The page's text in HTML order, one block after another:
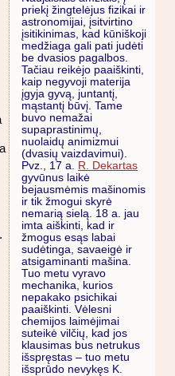
priekį žingtelėjus fizikai ir
astronomijai, įsitvirtino
įsitikinimas, kad kūniškoji
medžiaga gali pati judėti
be dvasios pagalbos.
Tačiau reikėjo paaiškinti,
kaip negyvoji materija
įgyja gyvą, juntantį,
mąstantį būvį. Tame
buvo nemažai
supaprastinimų,
nuolaidų animizmui
(dvasių vaizdavimui).
Pvz., 17 a. R. Dekartas
gyvūnus laikė
bejausmėmis mašinomis
ir tik žmogui skyrė
nemarią sielą. 18 a. jau
imta aiškinti, kad ir
žmogus esąs labai
sudėtinga, savaeigė ir
atsigaminanti mašina.
Tuo metu vyravo
mechanika, kurios
nepakako psichikai
paaiškinti. Vėlesni
chemijos laimėjimai
suteikė vilčių, kad jos
klausimas bus netrukus
išspręstas – tuo metu
išsprūdo nevykęs K.